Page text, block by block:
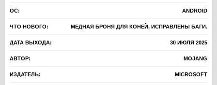
ОС: ANDROID
ЧТО НОВОГО: МЕДНАЯ БРОНЯ ДЛЯ КОНЕЙ, ИСПРАВЛЕНЫ БАГИ.
ДАТА ВЫХОДА: 30 ИЮЛЯ 2025
АВТОР: MOJANG
ИЗДАТЕЛЬ: MICROSOFT